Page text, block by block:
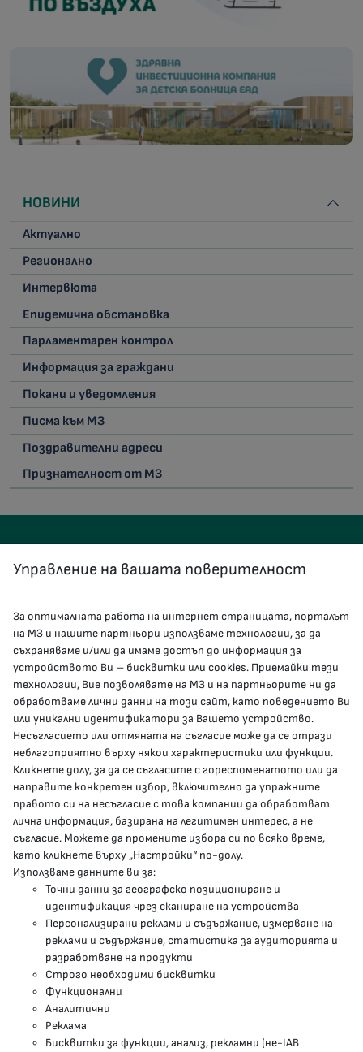
НОВИНИ
Актуално
Регионално
Интервюта
Епидемична обстановка
Парламентарен контрол
Информация за граждани
Покани и уведомления
Писма към МЗ
Поздравителни адреси
Признателност от МЗ
КОНТАКТИ
гр.София, 1000, пл. „Света Неделя“ №5
delovodstvo@mh.government.bg
presscenter@mh.government.bg
МЗ В СОЦИАЛНИТЕ МРЕЖИ
Facebook страница
Instragram профил
YouTube канал
Threads профил
Карта на сайта
Бисквитки
Условия за използване
Управление на вашата поверителност
За оптималната работа на интернет страницата, порталът
на МЗ и нашите партньори използваме технологии, за да
съхраняваме и/или да имаме достъп до информация за
устройството Ви – бисквитки или cookies. Приемайки тези
технологии, Вие позволявате на МЗ и на партньорите ни да
обработваме лични данни на този сайт, като поведението Ви
или уникални идентификатори за Вашето устройство.
Несъгласието или отмяната на съгласие може да се отрази
неблагоприятно върху някои характеристики или функции.
Кликнете долу, за да се съгласите с гореспоменатото или да
направите конкретен избор, включително да упражните
правото си на несъгласие с това компании да обработват
лична информация, базирана на легитимен интерес, а не
съгласие. Можете да промените избора си по всяко време,
като кликнете върху „Настройки“ по-долу.
Използваме данните ви за:
Точни данни за географско позициониране и
идентификация чрез сканиране на устройства
Персонализирани реклами и съдържание, измерване на
реклами и съдържание, статистика за аудиторията и
разработване на продукти
Строго необходими бисквитки
Функционални
Аналитични
Реклама
Бисквитки за функции, анализ, рекламни (не-IAB